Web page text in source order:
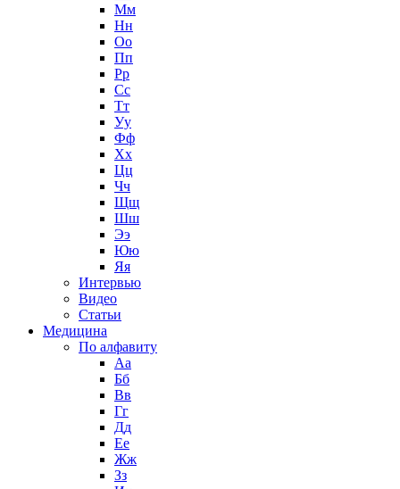
Мм
Нн
Оо
Пп
Рр
Сс
Тт
Уу
Фф
Хх
Цц
Чч
Щщ
Шш
Ээ
Юю
Яя
Интервью
Видео
Статьи
Медицина
По алфавиту
Аа
Бб
Вв
Гг
Дд
Ее
Жж
Зз